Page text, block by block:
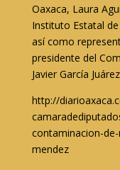
Oaxaca, Laura
Instituto Estatal
así como
presidente del
Javier García
http://
contaminacion-
mendez